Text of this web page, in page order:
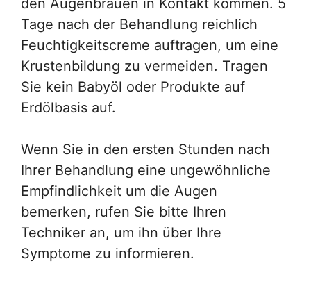
den Augenbrauen in Kontakt kommen. 5
Tage nach der Behandlung reichlich
Feuchtigkeitscreme auftragen, um eine
Krustenbildung zu vermeiden. Tragen
Sie kein Babyöl oder Produkte auf
Erdölbasis auf.
Wenn Sie in den ersten Stunden nach
Ihrer Behandlung eine ungewöhnliche
Empfindlichkeit um die Augen
bemerken, rufen Sie bitte Ihren
Techniker an, um ihn über Ihre
Symptome zu informieren.